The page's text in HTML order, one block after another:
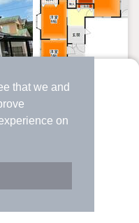
that we and
on
なった
しませんか？
件検索